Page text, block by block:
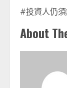
#投資人仍
About